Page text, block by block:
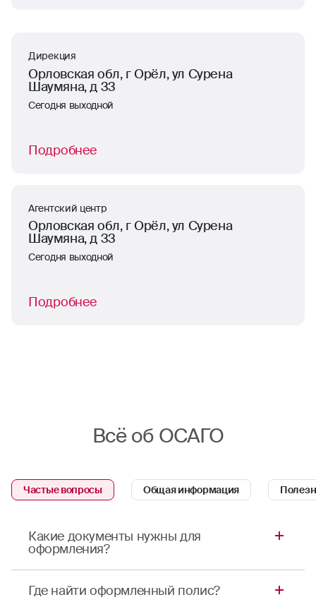
Дирекция
Орловская обл, г Орёл, ул Сурена
Шаумяна, д 33
Сегодня выходной
Подробнее
Агентский центр
Орловская обл, г Орёл, ул Сурена
Шаумяна, д 33
Сегодня выходной
Подробнее
Всё об ОСАГО
Частые вопросы Общая информация
Какие документы нужны для
оформления?
потребуются:
Где найти оформленный полис?